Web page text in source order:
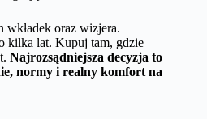
wkładek oraz wizjera.
kilka lat. Kupuj tam, gdzie
Najrozsądniejsza decyzja to
normy i realny komfort na